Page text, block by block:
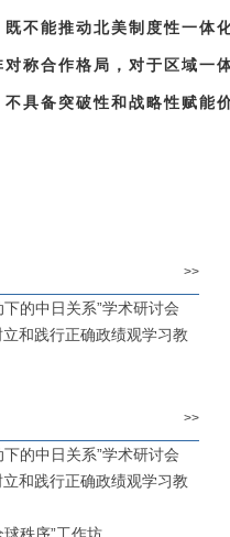
不能推动北美制度性一体
称合作格局，对于区域一
具备突破性和战略性赋能
>>
的中日关系”学术研讨会
和践行正确政绩观学习教
>>
的中日关系”学术研讨会
和践行正确政绩观学习教
秩序”工作坊